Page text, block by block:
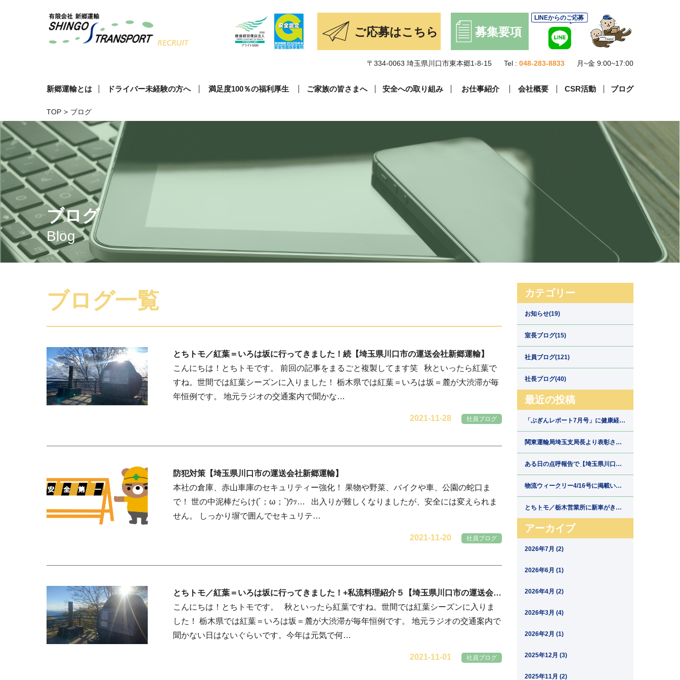
〒334-0063 埼玉県川口市東本郷1-8-15 Tel : 048-283-8833 月~金 9:00~17:00
新郷運輸とは ドライバー未経験の方へ 満足度100％の福利厚生 ご家族の皆さまへ 安全への取り組み お仕事紹介 会社概要 CSR活動 ブログ
TOP > ブログ
ブログ
Blog
ブログ一覧
とちトモ／紅葉＝いろは坂に行ってきました！続【埼玉県川口市の運送会社新郷運輸】
こんにちは！とちトモです。 前回の記事をまるごと複製してます笑 秋といったら紅葉で
すね。世間では紅葉シーズンに入りました！ 栃木県では紅葉＝いろは坂＝麓が大渋滞が毎
年恒例です。 地元ラジオの交通案内で聞かな…
2021-11-28 社員ブログ
防犯対策【埼玉県川口市の運送会社新郷運輸】
本社の倉庫、赤山車庫のセキュリティー強化！ 果物や野菜、バイクや車、公園の蛇口ま
で！ 世の中泥棒だらけ(´；ω；`)ｳｯ… 出入りが難しくなりましたが、安全には変えられま
せん。 しっかり塀で囲んでセキュリテ…
2021-11-20 社員ブログ
とちトモ／紅葉＝いろは坂に行ってきました！+私流料理紹介５【埼玉県川口市の運送会社
新郷運輸】
こんにちは！とちトモです。 秋といったら紅葉ですね。世間では紅葉シーズンに入りま
した！ 栃木県では紅葉＝いろは坂＝麓が大渋滞が毎年恒例です。 地元ラジオの交通案内で
聞かない日はないぐらいです。今年は元気で何…
2021-11-01 社員ブログ
カテゴリー
お知らせ(19)
室長ブログ(15)
社員ブログ(121)
社長ブログ(40)
最近の投稿
「ぶぎんレポート7月号」に健康経営
川口市の運送会社新郷運輸】
関東運輸局埼玉支局長より表彰され
郷運輸】
ある日の点呼報告で【埼玉県川口市
物流ウィークリー4/16号に掲載いた
社新郷運輸】
とちトモ／栃木営業所に新車がきま
運輸】
アーカイブ
2026年7月 (2)
2026年6月 (1)
2026年4月 (2)
2026年3月 (4)
2026年2月 (1)
2025年12月 (3)
2025年11月 (2)